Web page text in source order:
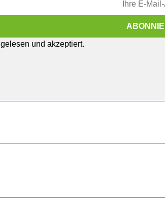
gelesen und akzeptiert.